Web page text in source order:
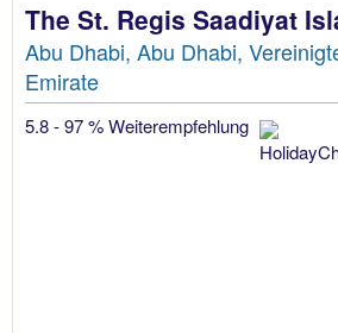
The St. Regis Saadiyat
Abu Dhabi, Abu Dhabi,
Emirate
5.8 - 97 % Weiterempfehlung